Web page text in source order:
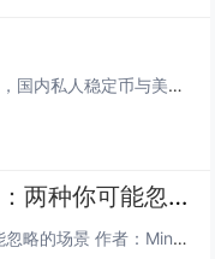
<!--StartFragment--> 美国立法强制规定，国内私人稳定币与美元国债挂钩，换汤不换药，...
nonReentrant 挡不住的重入：两种你可能忽略的场景
nonReentrant 挡不住的重入：两种你可能忽略的场景 作者：Mingyang Fan (@SymmaTe...